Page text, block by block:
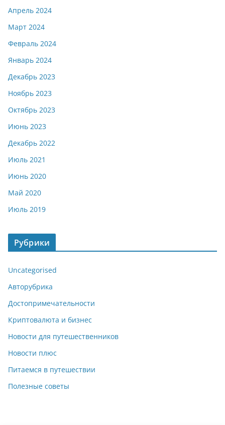
Апрель 2024
Март 2024
Февраль 2024
Январь 2024
Декабрь 2023
Ноябрь 2023
Октябрь 2023
Июнь 2023
Декабрь 2022
Июль 2021
Июнь 2020
Май 2020
Июль 2019
Рубрики
Uncategorised
Авторубрика
Достопримечательности
Криптовалюта и бизнес
Новости для путешественников
Новости плюс
Питаемся в путешествии
Полезные советы